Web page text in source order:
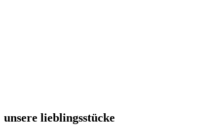
unsere lieblingsstücke